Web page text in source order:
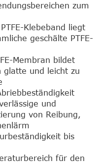
zum
Klebeband liegt
geschälte PTFE-
Membran bildet
glatte und leicht zu
und
von Reibung,
bis
für den